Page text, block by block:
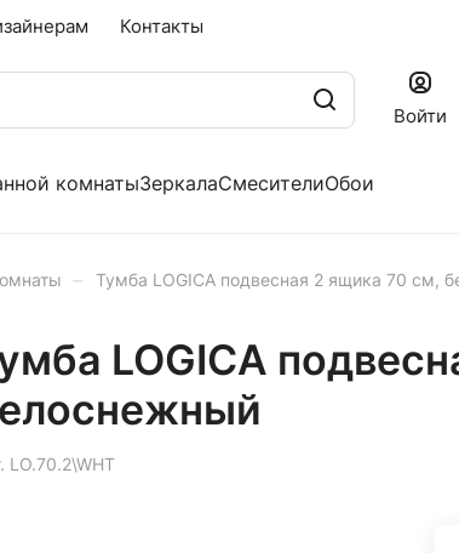
Контакты
Войти
комнатыЗеркалаСмесителиОбои
– Тумба LOGICA подвесная 2 ящика 70 см,
LOGICA
LO.70.2\WHT